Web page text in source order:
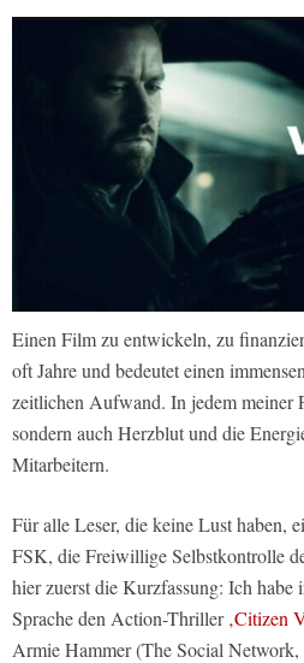
Einen Film zu entwickeln, zu
oft Jahre und bedeutet einen
zeitlichen Aufwand. In jedem meiner
sondern auch Herzblut und die
Mitarbeitern.
Für alle Leser, die keine Lust haben,
FSK, die Freiwillige Selbstkontrolle
hier zuerst die Kurzfassung: Ich
Sprache den Action-Thriller‚Citizen
Armie Hammer (The Social